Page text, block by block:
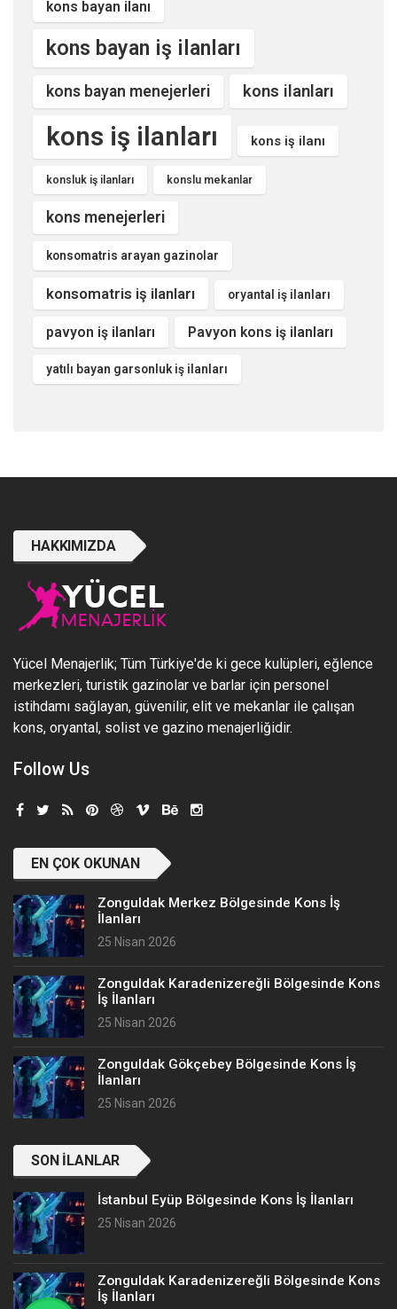
kons bayan ilanı
kons bayan iş ilanları
kons bayan menejerleri kons ilanları
kons iş ilanları kons iş ilanı
konsluk iş ilanları konslu mekanlar
kons menejerleri
konsomatris arayan gazinolar
konsomatris iş ilanları oryantal iş ilanları
pavyon iş ilanları Pavyon kons iş ilanları
yatılı bayan garsonluk iş ilanları
HAKKIMIZDA
Yücel Menajerlik; Tüm Türkiye'de ki gece kulüpleri, eğlence
merkezleri, turistik gazinolar ve barlar için personel
istihdamı sağlayan, güvenilir, elit ve mekanlar ile çalışan
kons, oryantal, solist ve gazino menajerliğidir.
Follow Us
EN ÇOK OKUNAN
Zonguldak Merkez Bölgesinde Kons İş
İlanları
25 Nisan 2026
Zonguldak Karadenizereğli Bölgesinde Kons
İş İlanları
25 Nisan 2026
Zonguldak Gökçebey Bölgesinde Kons İş
İlanları
25 Nisan 2026
SON İLANLAR
İstanbul Eyüp Bölgesinde Kons İş İlanları
25 Nisan 2026
Zonguldak Karadenizereğli Bölgesinde Kons
İş İlanları